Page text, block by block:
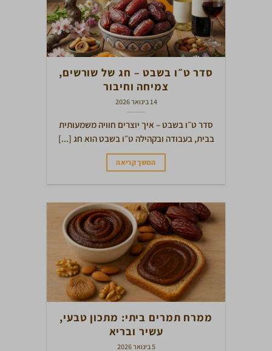
סדר ט״ו בשבט – חג של שורשים,
צמיחה וחיבור
14 בינואר 2026
סדר ט״ו בשבט – איך יוצרים חוויה משמעותית
בבית, בעבודה ובקהילה ט״ו בשבט הוא חג [...]
המשך קריאה
ממרח תמרים ביתי: מתכון טבעי,
עשיר ובריא
5 בינואר 2026